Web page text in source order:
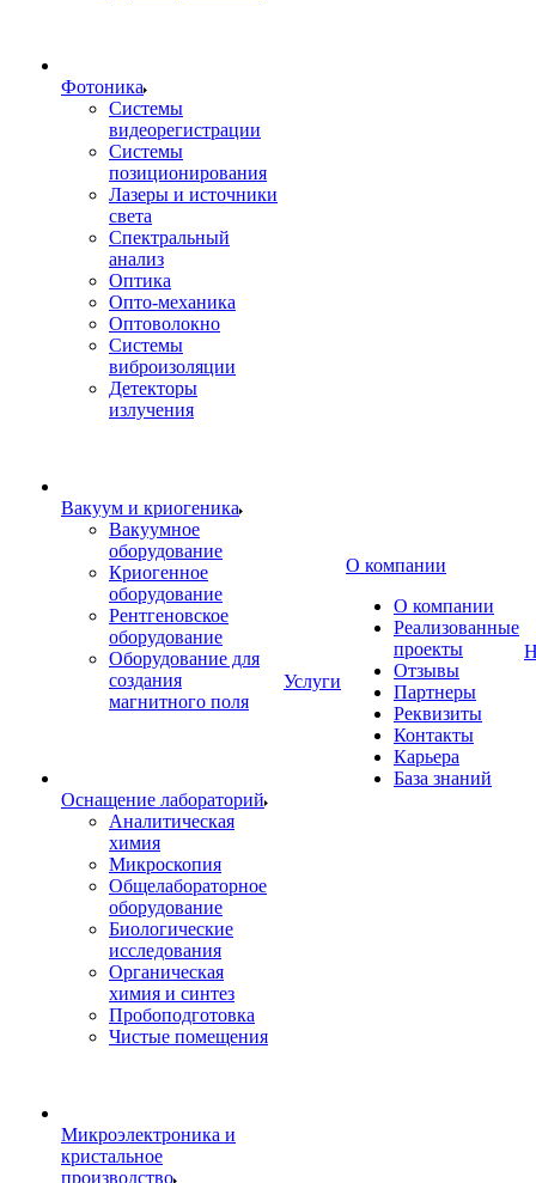
Фотоника
Cистемы
видеорегистрации
Системы
позиционирования
Лазеры и источники
света
Спектральный
анализ
Оптика
Опто-механика
Оптоволокно
Системы
виброизоляции
Детекторы
излучения
Вакуум и криогеника
Вакуумное
оборудование
Криогенное
оборудование
Рентгеновское
оборудование
Оборудование для
создания
магнитного поля
Оснащение лабораторий
Аналитическая
химия
Микроскопия
Общелабораторное
оборудование
Биологические
исследования
Органическая
химия и синтез
Пробоподготовка
Чистые помещения
Микроэлектроника и
кристальное
производство
Услуги
О компании
О компании
Реализованные
проекты
Отзывы
Партнеры
Реквизиты
Контакты
Карьера
База знаний